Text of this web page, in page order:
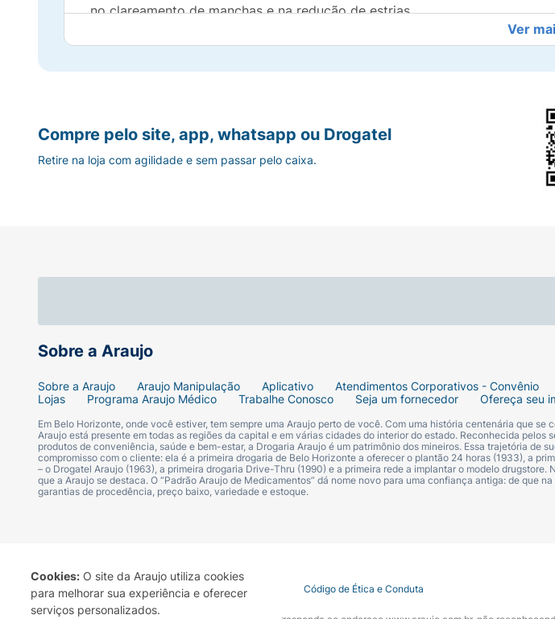
Cookies: O site da Araujo utiliza cookies
para melhorar sua experiência e oferecer
serviços personalizados.
no clareamento de manchas e na redução de estrias.
INDICAÇÕES
BENEFÍCIOS
Promove nutrição, hidratação, renovação e regeneração da pele;
Melhora a oxigenação das células e tecidos.
Após a higienização, aplique o Óleo de Rosa Mosqueta Ozonizado
PRECAUÇÕES
Mantenha o produto fora do alcance de crianças. Havendo irritação,
um produto natural, pode sofrer alterações de tonalidade.
COMPOSIÇÃO
Ver
Sobre a Araujo
Sobre a Araujo Araujo Manipulação Aplicativo Atendimentos Corporativos - Convênio
Lojas
Programa Araujo Médico Trabalhe Conosco Seja um fornecedor Ofereça seu
Em Belo Horizonte, onde você estiver, tem sempre uma Araujo perto de você. Com uma história centenária que se
Araujo está presente em todas as regiões da capital e em várias cidades do interior do estado. Reconhecida pelos
produtos de conveniência, saúde e bem-estar, a Drogaria Araujo é um patrimônio dos mineiros. Essa trajetória de
compromisso com o cliente: ela é a primeira drogaria de Belo Horizonte a oferecer o plantão 24 horas (1933), a
– o Drogatel Araujo (1963), a primeira drogaria Drive-Thru (1990) e a primeira rede a implantar o modelo drugstore.
que a Araujo se destaca. O “Padrão Araujo de Medicamentos” dá nome novo para uma confiança antiga: de que
garantias de procedência, preço baixo, variedade e estoque.
Compre pelo site, app, whatsapp ou Drogatel
Retire na loja com agilidade e sem passar pelo caixa.
Termo de Uso Portal da Privacidade Covid-19 Código de Ética e Conduta